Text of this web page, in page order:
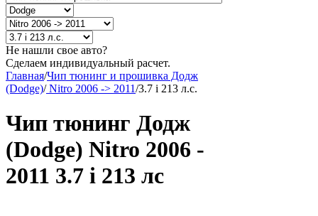
Не нашли свое авто?
Сделаем индивидуальный расчет.
Главная/Чип тюнинг и прошивка Додж
(Dodge)/Nitro 2006 -> 2011/3.7 i 213 л.с.
Чип тюнинг Додж
(Dodge) Nitro 2006 -
2011 3.7 i 213 лс